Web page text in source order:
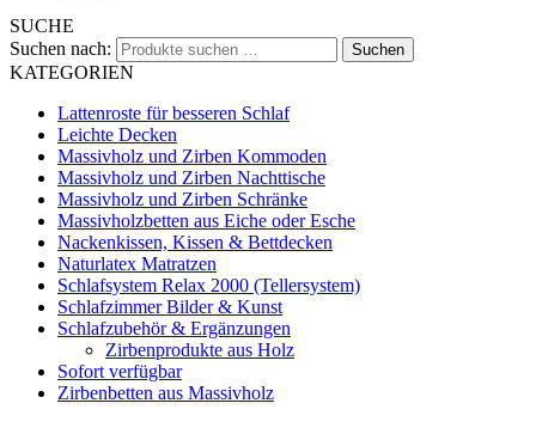
SUCHE
Suchen nach:
Suchen
KATEGORIEN
Lattenroste für besseren Schlaf
Leichte Decken
Massivholz und Zirben Kommoden
Massivholz und Zirben Nachttische
Massivholz und Zirben Schränke
Massivholzbetten aus Eiche oder Esche
Nackenkissen, Kissen & Bettdecken
Naturlatex Matratzen
Schlafsystem Relax 2000 (Tellersystem)
Schlafzimmer Bilder & Kunst
Schlafzubehör & Ergänzungen
Zirbenprodukte aus Holz
Sofort verfügbar
Zirbenbetten aus Massivholz